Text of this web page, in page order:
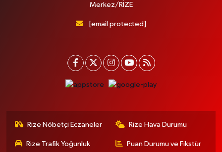
Merkez/RİZE
[email protected]
Rize Nöbetçi Eczaneler Rize Hava Durumu
Rize Trafik Yoğunluk
Puan Durumu ve Fikstür